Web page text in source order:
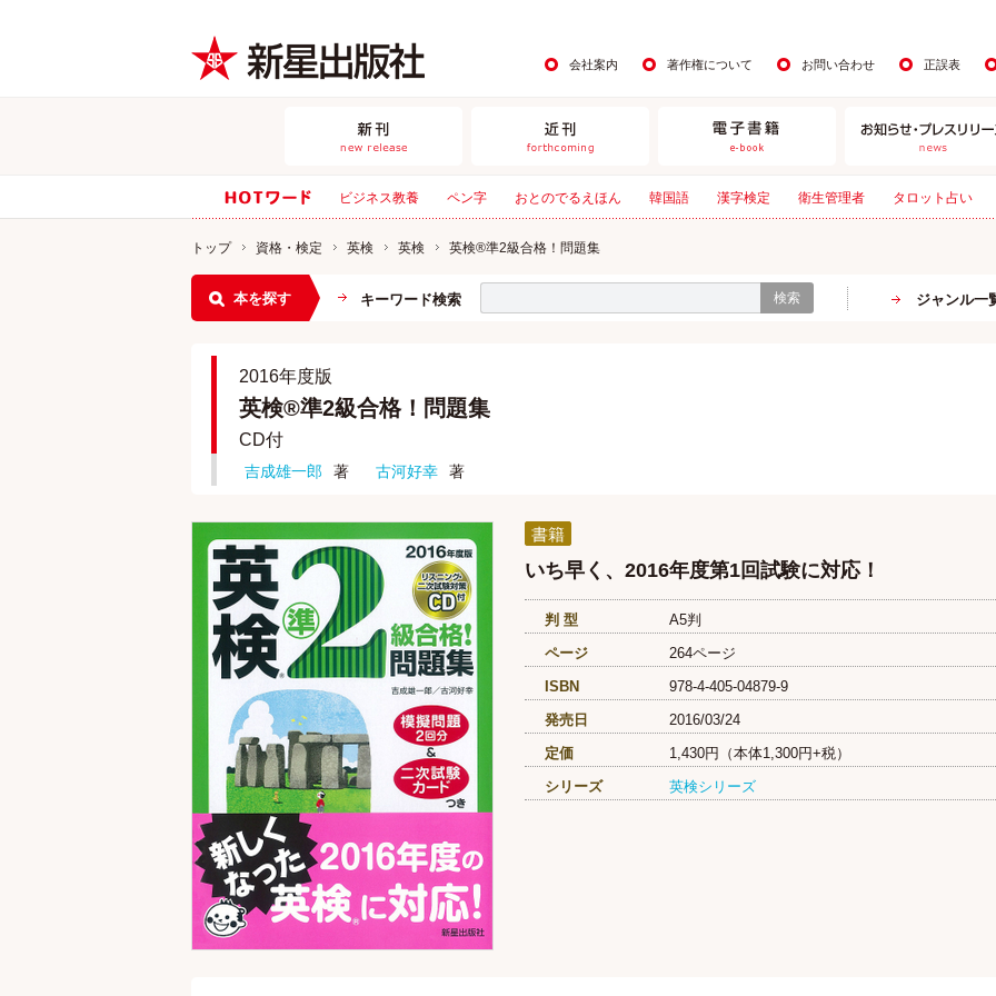
会社案内 著作権について お問い合わせ 正誤表
ビジネス教養 ペン字 おとのでるえほん 韓国語 漢字検定 衛生管理者 タロット占い
トップ 資格・検定 英検 英検 英検®準2級合格！問題集
本を探す キーワード検索 検索 ジャンル一
2016年度版
英検®準2級合格！問題集
CD付
吉成雄一郎 著 古河好幸 著
書籍
いち早く、2016年度第1回試験に対応！
判 型
A5判
ページ
264ページ
ISBN
978-4-405-04879-9
発売日
2016/03/24
定価
1,430円（本体1,300円+税）
シリーズ
英検シリーズ